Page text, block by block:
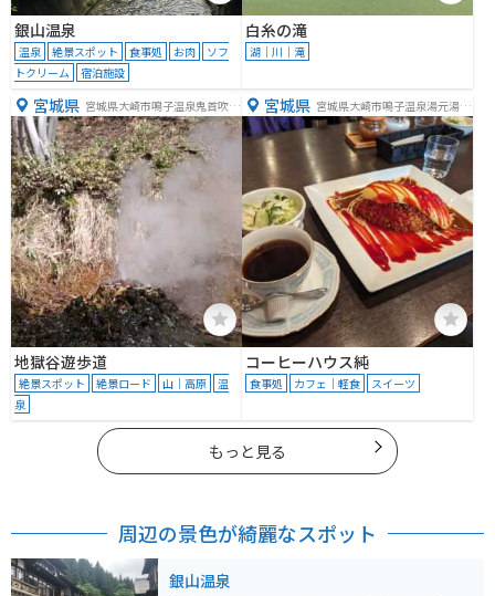
銀山温泉
温泉 絶景スポット 食事処 お肉
ソフ
トクリーム
宿泊施設
白糸の滝
湖｜川｜滝
宮城県 宮城県大崎市鳴子温泉鬼首吹上
１６
地獄谷遊歩道
絶景スポット 絶景ロード 山｜高原
温
泉
宮城県 宮城県大崎市鳴子温泉湯元湯元
１０７
コーヒーハウス純
食事処 カフェ｜軽食 スイーツ
もっと見る
周辺の景色が綺麗なスポット
銀山温泉